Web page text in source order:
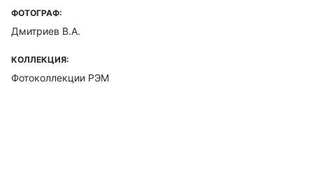
ФОТОГРАФ:
Дмитриев В.А.
КОЛЛЕКЦИЯ:
Фотоколлекции РЭМ